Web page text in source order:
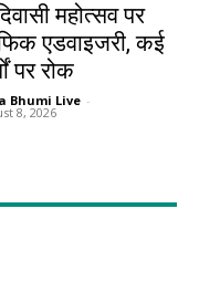
महोत्सव पर
एडवाइजरी, कई
पर रोक
Bhumi Live -
8, 2026